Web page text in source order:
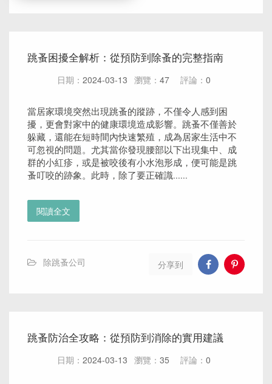
跳蚤困擾全解析：從預防到除蚤的完整指南
日期： 2024-03-13 瀏覽： 47 評論： 0
當居家環境突然出現跳蚤的蹤跡，不僅令人感到困
擾，更會對家中的健康環境造成影響。跳蚤不僅善於
躲藏，還能在短時間內快速繁殖，成為居家生活中不
可忽視的問題。尤其當你發現腰部以下出現集中、成
群的小紅疹，或是被咬後有小水泡形成，便可能是跳
蚤叮咬的跡象。此時，除了要正確識......
閱讀全文
除跳蚤公司 分享到
跳蚤防治全攻略：從預防到消除的實用建議
日期： 2024-03-13 瀏覽： 35 評論： 0